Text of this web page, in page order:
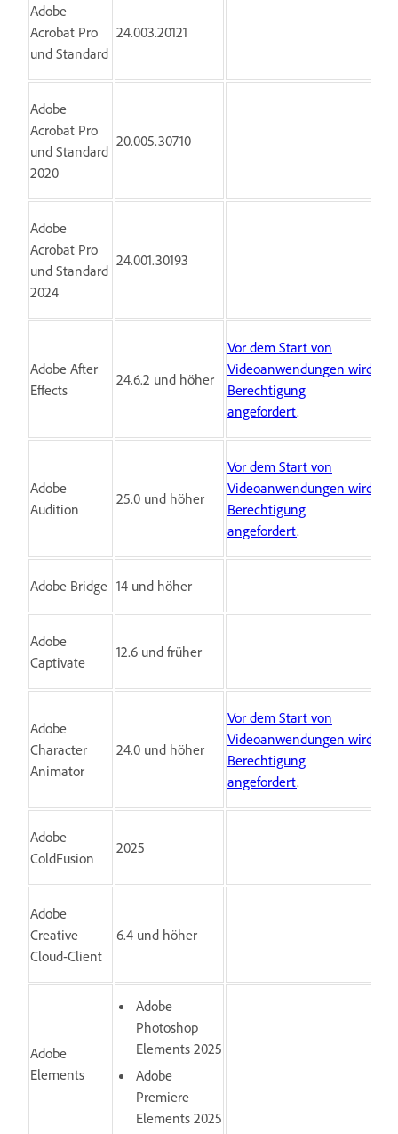
Adobe
Acrobat Pro
und Standard
24.003.20121
Adobe
Acrobat Pro
und Standard
2020
20.005.30710
Adobe
Acrobat Pro
und Standard
2024
24.001.30193
Adobe After
Effects
24.6.2 und höher
Vor dem Start von
Videoanwendungen wird
Berechtigung
angefordert.
Adobe
Audition
25.0 und höher
Vor dem Start von
Videoanwendungen wird
Berechtigung
angefordert.
Adobe Bridge 14 und höher
Adobe
Captivate
12.6 und früher
Adobe
Character
Animator
24.0 und höher
Vor dem Start von
Videoanwendungen wird
Berechtigung
angefordert.
Adobe
ColdFusion
2025
Adobe
Creative
Cloud-Client
6.4 und höher
Adobe
Elements
Adobe
Photoshop
Elements 2025
Adobe
Premiere
Elements 2025